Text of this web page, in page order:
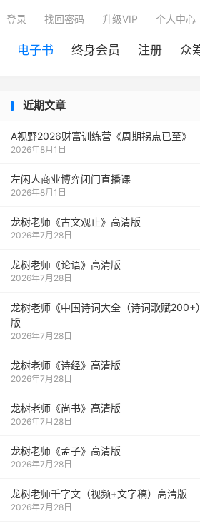
电子书 终身会员 注册 众
登录 找回密码 升级VIP 个人中心
近期文章
A视野2026财富训练营《周期拐点已至》
2026年8月1日
左闲人商业博弈闭门直播课
2026年8月1日
龙树老师《古文观止》高清版
2026年7月28日
龙树老师《论语》高清版
2026年7月28日
龙树老师《中国诗词大全（诗词歌赋200+
版
2026年7月28日
龙树老师《诗经》高清版
2026年7月28日
龙树老师《尚书》高清版
2026年7月28日
龙树老师《孟子》高清版
2026年7月28日
龙树老师千字文（视频+文字稿）高清版
2026年7月28日